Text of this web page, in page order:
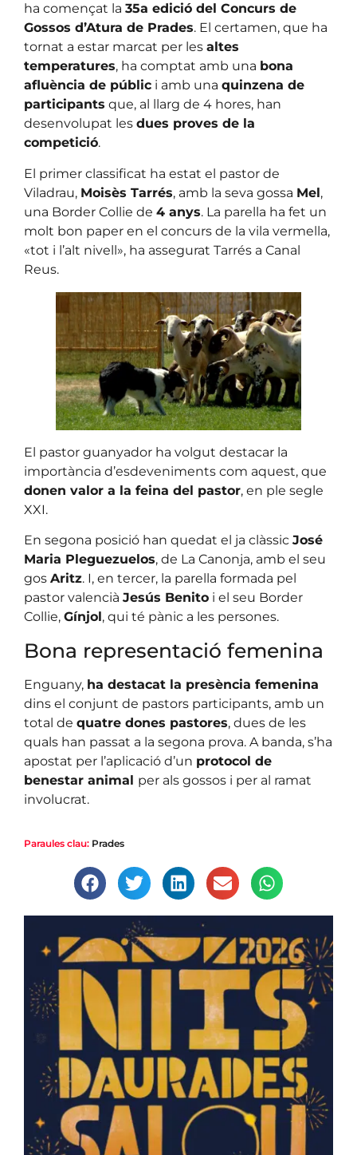
ha començat la 35a edició del Concurs de
Gossos d’Atura de Prades. El certamen, que ha
tornat a estar marcat per les altes
temperatures, ha comptat amb una bona
afluència de públic i amb una quinzena de
participants que, al llarg de 4 hores, han
desenvolupat les dues proves de la
competició.
El primer classificat ha estat el pastor de
Viladrau, Moisès Tarrés, amb la seva gossa Mel,
una Border Collie de 4 anys. La parella ha fet un
molt bon paper en el concurs de la vila vermella,
«tot i l’alt nivell», ha assegurat Tarrés a Canal
Reus.
El pastor guanyador ha volgut destacar la
importància d’esdeveniments com aquest, que
donen valor a la feina del pastor, en ple segle
XXI.
En segona posició han quedat el ja clàssic José
Maria Pleguezuelos, de La Canonja, amb el seu
gos Aritz. I, en tercer, la parella formada pel
pastor valencià Jesús Benito i el seu Border
Collie, Gínjol, qui té pànic a les persones.
Bona representació femenina
Enguany, ha destacat la presència femenina
dins el conjunt de pastors participants, amb un
total de quatre dones pastores, dues de les
quals han passat a la segona prova. A banda, s’ha
apostat per l’aplicació d’un protocol de
benestar animal per als gossos i per al ramat
involucrat.
Paraules clau: Prades